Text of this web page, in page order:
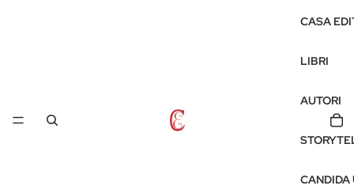
CASA
LIBRI
AUTORI
CANDIDA